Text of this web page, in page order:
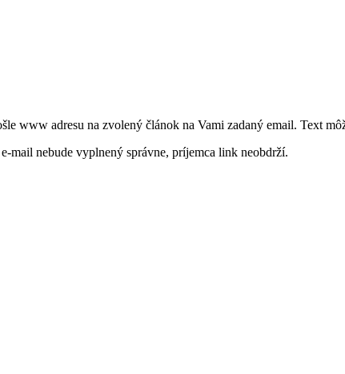
www adresu na zvolený článok na Vami zadaný email. Text
mail nebude vyplnený správne, príjemca link neobdrží.